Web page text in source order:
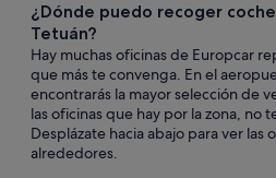
¿Dónde puedo recoger
Tetuán?
Hay muchas oficinas de Europcar
que más te convenga. En el
encontrarás la mayor selección de
las oficinas que hay por la zona, no
Desplázate hacia abajo para ver las
alrededores.